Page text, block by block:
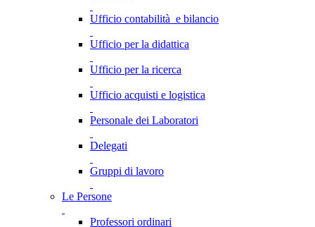
Ufficio contabilità e bilancio
Ufficio per la didattica
Ufficio per la ricerca
Ufficio acquisti e logistica
Personale dei Laboratori
Delegati
Gruppi di lavoro
Le Persone
Professori ordinari